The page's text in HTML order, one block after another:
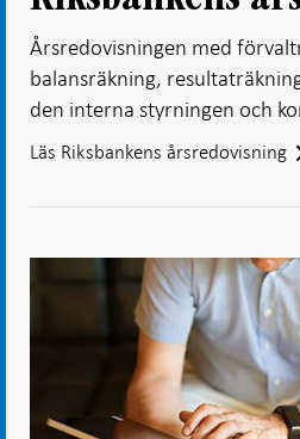
Årsredovisningen med
balansräkning,
den interna styrningen och
Läs Riksbankens årsredovisning